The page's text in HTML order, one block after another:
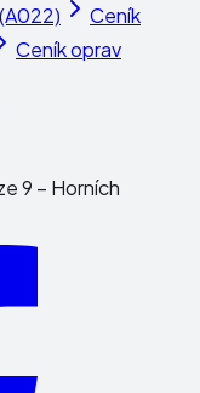
Ceník
Ceník oprav
9 – Horních